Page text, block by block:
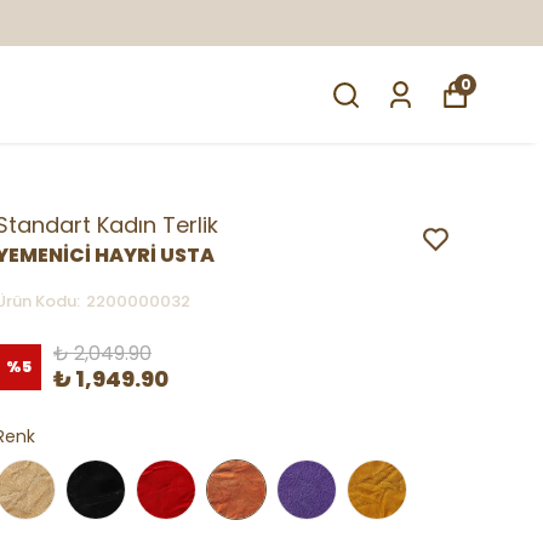
0
Kadın Terlik
HAYRİ USTA
Kodu: 2200000032
%5 ₺ 2,049.90
₺ 1,949.90